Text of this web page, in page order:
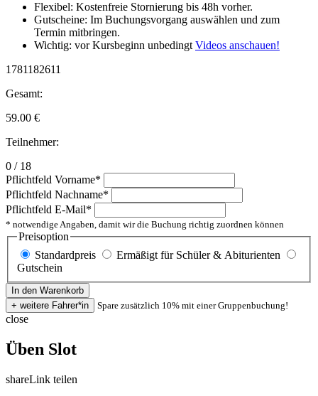
Flexibel: Kostenfreie Stornierung bis 48h vorher.
Gutscheine: Im Buchungsvorgang auswählen und zum
Termin mitbringen.
Wichtig: vor Kursbeginn unbedingt Videos anschauen!
1781182611
Gesamt:
59.00 €
Teilnehmer:
0 / 18
Pflichtfeld Vorname*
Pflichtfeld Nachname*
Pflichtfeld E-Mail*
* notwendige Angaben, damit wir die Buchung richtig zuordnen können
Preisoption
Standardpreis
Ermäßigt für Schüler & Abiturienten
Gutschein
Spare zusätzlich 10% mit einer Gruppenbuchung!
close
Üben Slot
shareLink teilen